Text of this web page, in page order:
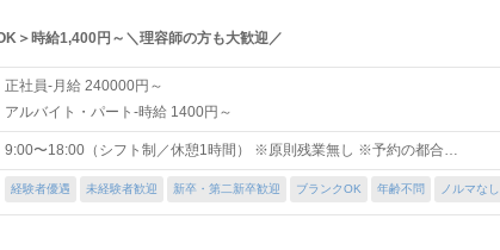
＞時給1,400円～＼理容師の方も大歓迎／
正社員-月給 240000円～
アルバイト・パート-時給 1400円～
9:00〜18:00（シフト制／休憩1時間） ※原則残業無し ※予約の都合…
経験者優遇 未経験者歓迎 新卒・第二新卒歓迎 ブランクOK 年齢不問 ノルマなし